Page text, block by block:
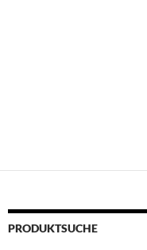
PRODUKTSUCHE